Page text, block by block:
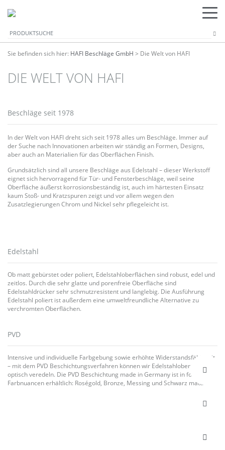
Sie befinden sich hier: HAFI Beschläge GmbH > Die Welt von HAFI
DIE WELT VON HAFI
Beschläge seit 1978
In der Welt von HAFI dreht sich seit 1978 alles um Beschläge. Immer auf
der Suche nach Innovationen arbeiten wir ständig an Formen, Designs,
aber auch an Materialien für das Oberflächen Finish.
Grundsätzlich sind all unsere Beschläge aus Edelstahl – dieser Werkstoff
eignet sich hervorragend für Tür- und Fensterbeschläge, weil seine
Oberfläche äußerst korrosionsbeständig ist, auch im härtesten Einsatz
kaum Stoß- und Kratzspuren zeigt und vor allem wegen den
Zusatzlegierungen Chrom und Nickel sehr pflegeleicht ist.
Edelstahl
Ob matt gebürstet oder poliert, Edelstahloberflächen sind robust, edel und
zeitlos. Durch die sehr glatte und porenfreie Oberfläche sind
Edelstahldrücker sehr schmutzresistent und langlebig. Die Ausführung
Edelstahl poliert ist außerdem eine umweltfreundliche Alternative zu
verchromten Oberflächen.
PVD
Intensive und individuelle Farbgebung sowie erhöhte Widerstandsfähigkeit
– mit dem PVD Beschichtungsverfahren können wir Edelstahloberflächen
optisch veredeln. Die PVD Beschichtung made in Germany ist in folgenden
Farbnuancen erhältlich: Roségold, Bronze, Messing und Schwarz matt.